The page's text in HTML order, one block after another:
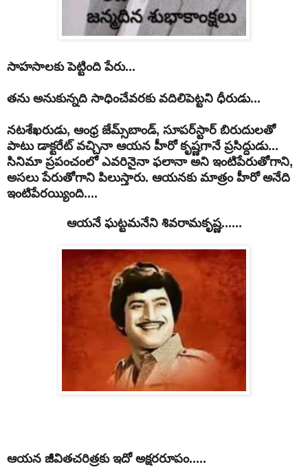
సాహసాలకు పెట్టింది పేరు...
తను అనుకున్నది సాధించేవరకు వదిలిపెట్టని ధీరుడు...
నటశేఖరుడు, ఆంధ్ర జేమ్స్‌బాండ్‌, సూపర్‌స్టార్‌ బిరుదులతో
పాటు డాక్టరేట్ వచ్చినా ఆయన హీరో కృష్ణగానే ప్రసిద్దుడు...
సినిమా ప్రపంచంలో ఎవరినైనా ఫలానా అని ఇంటిపేరుతోగాని,
అసలు పేరుతోగాని పిలుస్తారు. ఆయనకు మాత్రం హీరో అనేది
ఇంటిపేరయ్యింది....
ఆయనే ఘట్టమనేని శివరామకృష్ణ......
ఆయన జీవితచరిత్రకు ఇదో అక్షరరూపం.....